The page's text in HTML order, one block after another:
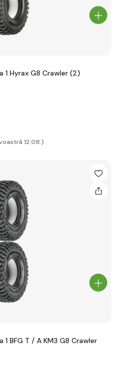
1 Hyrax G8 Crawler (2)
12.08.)
1 BFG T / A KM3 G8 Crawler